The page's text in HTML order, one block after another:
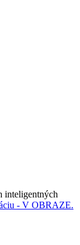
inteligentných
- V OBRAZE.